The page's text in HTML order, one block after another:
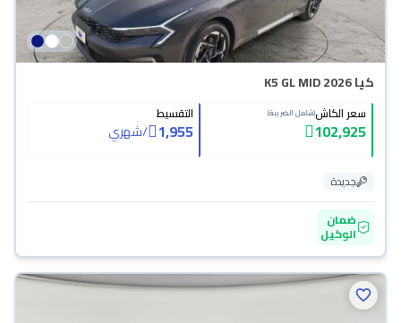
كيا K5 GL MID 2026
سعر الكاش(شامل الضريبة)
102,925
التقسيط
1,955
/شهري
جديدة
ضمان
الوكيل